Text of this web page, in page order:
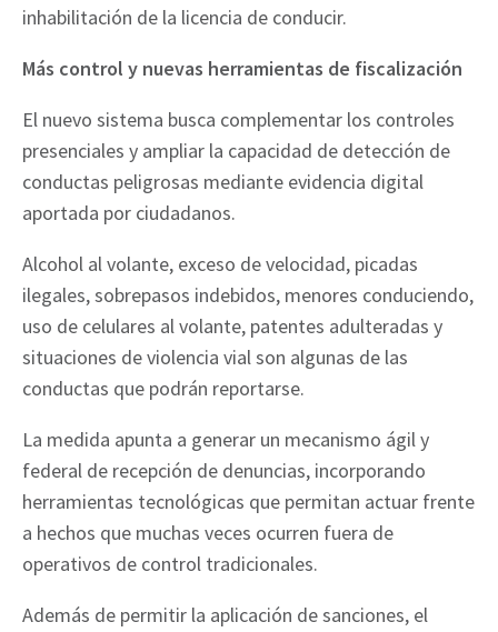
inhabilitación de la licencia de conducir.
Más control y nuevas herramientas de fiscalización
El nuevo sistema busca complementar los controles
presenciales y ampliar la capacidad de detección de
conductas peligrosas mediante evidencia digital
aportada por ciudadanos.
Alcohol al volante, exceso de velocidad, picadas
ilegales, sobrepasos indebidos, menores conduciendo,
uso de celulares al volante, patentes adulteradas y
situaciones de violencia vial son algunas de las
conductas que podrán reportarse.
La medida apunta a generar un mecanismo ágil y
federal de recepción de denuncias, incorporando
herramientas tecnológicas que permitan actuar frente
a hechos que muchas veces ocurren fuera de
operativos de control tradicionales.
Además de permitir la aplicación de sanciones, el